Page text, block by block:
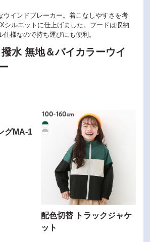
ウインドブレーカー。着こなしやすさを考
シルエットに仕上げました。フードは収納
様なので持ち運びにも便利。
水 無地＆バイカラーウイ
グMA-1
配色切替 トラックジャケ
ット